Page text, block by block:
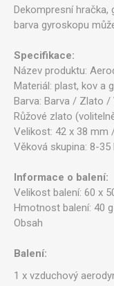
Dekompresní
barva gyroskopu
Specifikace:
Název produktu:
Materiál: plast, kov a
Barva: Barva / Zlato
Růžové zlato
Velikost: 42 x 38 mm
Věková skupina: 8-35
Informace o balení:
Velikost balení: 60 x
Hmotnost balení: 40
Obsah
Balení:
1 x vzduchový